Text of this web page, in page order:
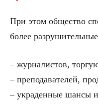
При этом общество
более
– журналистов,
– преподавателей,
– украденные шансы